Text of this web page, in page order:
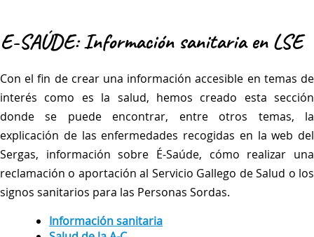
E-SAÚDE: Información sanitaria en LSE
Con el fin de crear una información accesible en temas de
interés como es la salud, hemos creado esta sección
donde se puede encontrar, entre otros temas, la
explicación de las enfermedades recogidas en la web del
Sergas, información sobre É-Saúde, cómo realizar una
reclamación o aportación al Servicio Gallego de Salud o los
signos sanitarios para las Personas Sordas.
Información sanitaria